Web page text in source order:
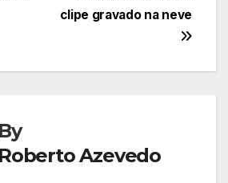
clipe gravado na neve
By
Roberto Azevedo